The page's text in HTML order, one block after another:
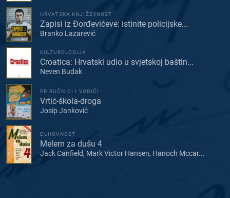
HRVATSKA KNJIŽEVNOST
Zapisi iz Đorđevićeve: istinite policijske...
Branko Lazarević
KULTUROLOGIJA
Croatica: Hrvatski udio u svjetskoj baštin...
Neven Budak
PRIRUČNICI I VODIČI
Vrtić-škola-droga
Josip Janković
DUHOVNOST
Melem za dušu 4
Jack Canfield, Mark Victor Hansen, Hanoch Mccar...